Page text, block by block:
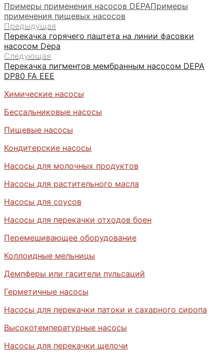
Примеры применения насосов DEPAПримеры
применения пищевых насосов
Предыдущая
Перекачка горячего паштета на линии фасовки
насосом Depa
Следующая
Перекачка пигментов мембранным насосом DEPA
DP80 FA EEE
Химические насосы
Бессальниковые насосы
Пищевые насосы
Кондитерские насосы
Насосы для молочных продуктов
Насосы для растительного масла
Насосы для соусов
Насосы для перекачки отходов боен
Перемешивающее оборудование
Коллоидные мельницы
Демпферы или гасители пульсаций
Герметичные насосы
Насосы для перекачки патоки и сахарного сиропа
Высокотемпературные насосы
Насосы для перекачки щелочи